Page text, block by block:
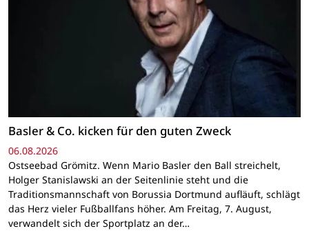
Basler & Co. kicken für den guten Zweck
06.08.2026
Ostseebad Grömitz. Wenn Mario Basler den Ball streichelt,
Holger Stanislawski an der Seitenlinie steht und die
Traditionsmannschaft von Borussia Dortmund aufläuft, schlägt
das Herz vieler Fußballfans höher. Am Freitag, 7. August,
verwandelt sich der Sportplatz an der…